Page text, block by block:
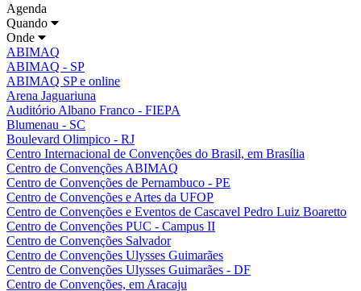
Agenda
Quando
Onde
ABIMAQ
ABIMAQ - SP
ABIMAQ SP e online
Arena Jaguariuna
Auditório Albano Franco - FIEPA
Blumenau - SC
Boulevard Olimpico - RJ
Centro Internacional de Convenções do Brasil, em Brasília
Centro de Convenções ABIMAQ
Centro de Convenções de Pernambuco - PE
Centro de Convenções e Artes da UFOP
Centro de Convenções e Eventos de Cascavel Pedro Luiz Boaretto
Centro de Convenções PUC - Campus II
Centro de Convenções Salvador
Centro de Convenções Ulysses Guimarães
Centro de Convenções Ulysses Guimarães - DF
Centro de Convenções, em Aracaju